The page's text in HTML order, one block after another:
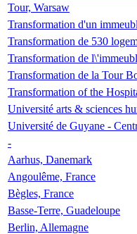
Tour, Warsaw
Transformation d'un
Transformation de 530
Transformation de
Transformation de la Tour
Transformation of the
Université arts & sciences
Université de Guyane -
-
Aarhus, Danemark
Angoulême, France
Bègles, France
Basse-Terre, Guadeloupe
Berlin, Allemagne